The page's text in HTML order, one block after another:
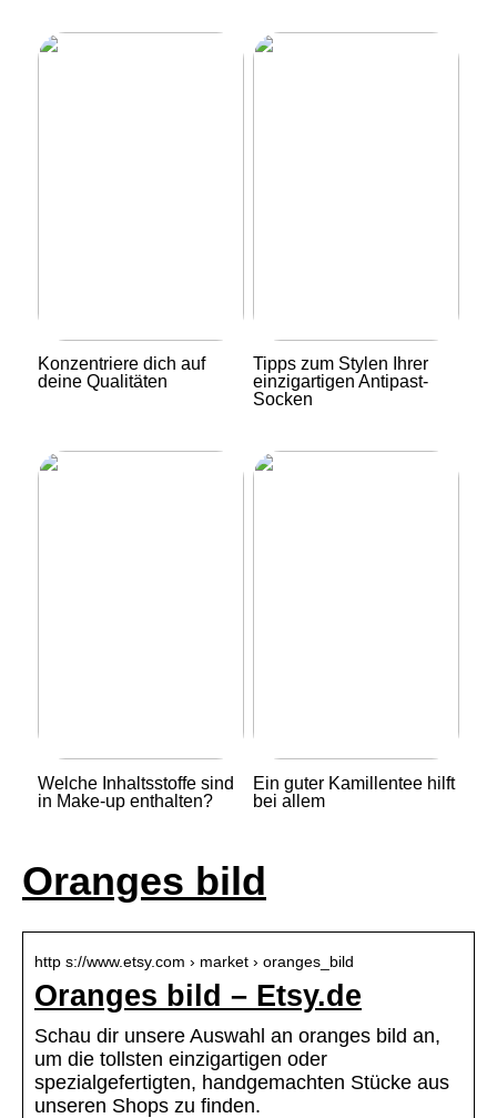
Konzentriere dich auf
deine Qualitäten
Tipps zum Stylen Ihrer
einzigartigen Antipast-
Socken
Welche Inhaltsstoffe sind
in Make-up enthalten?
Ein guter Kamillentee hilft
bei allem
Oranges bild
http s://www.etsy.com › market › oranges_bild
Oranges bild – Etsy.de
Schau dir unsere Auswahl an oranges bild an,
um die tollsten einzigartigen oder
spezialgefertigten, handgemachten Stücke aus
unseren Shops zu finden.